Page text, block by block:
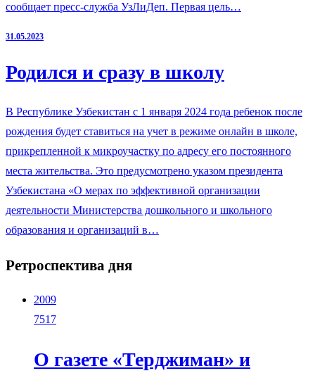
сообщает пресс-служба УзЛиДеп. Первая цель…
31.05.2023
Родился и сразу в школу
В Республике Узбекистан с 1 января 2024 года ребенок после
рождения будет ставиться на учет в режиме онлайн в школе,
прикрепленной к микроучастку по адресу его постоянного
места жительства. Это предусмотрено указом президента
Узбекистана «О мерах по эффективной организации
деятельности Министерства дошкольного и школьного
образования и организаций в…
Ретроспектива дня
2009
7517
О газете «Терджиман» и